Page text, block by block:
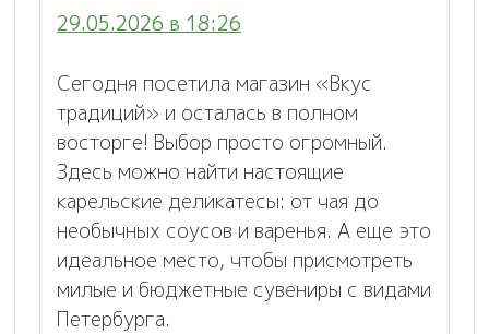
29.05.2026 в 18:26
Сегодня посетила магазин «Вкус
традиций» и осталась в полном
восторге! Выбор просто огромный.
Здесь можно найти настоящие
карельские деликатесы: от чая до
необычных соусов и варенья. А еще это
идеальное место, чтобы присмотреть
милые и бюджетные сувениры с видами
Петербурга.